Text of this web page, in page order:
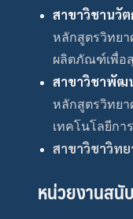
สาขาวิชานวั
หลักสูตรวิทย
ผลิตภัณฑ์เพื่อ
สาขาวิชาพัฒ
หลักสูตรวิทย
เทคโนโลยีกา
สาขาวิชาวิท
หน่วยงานสนั